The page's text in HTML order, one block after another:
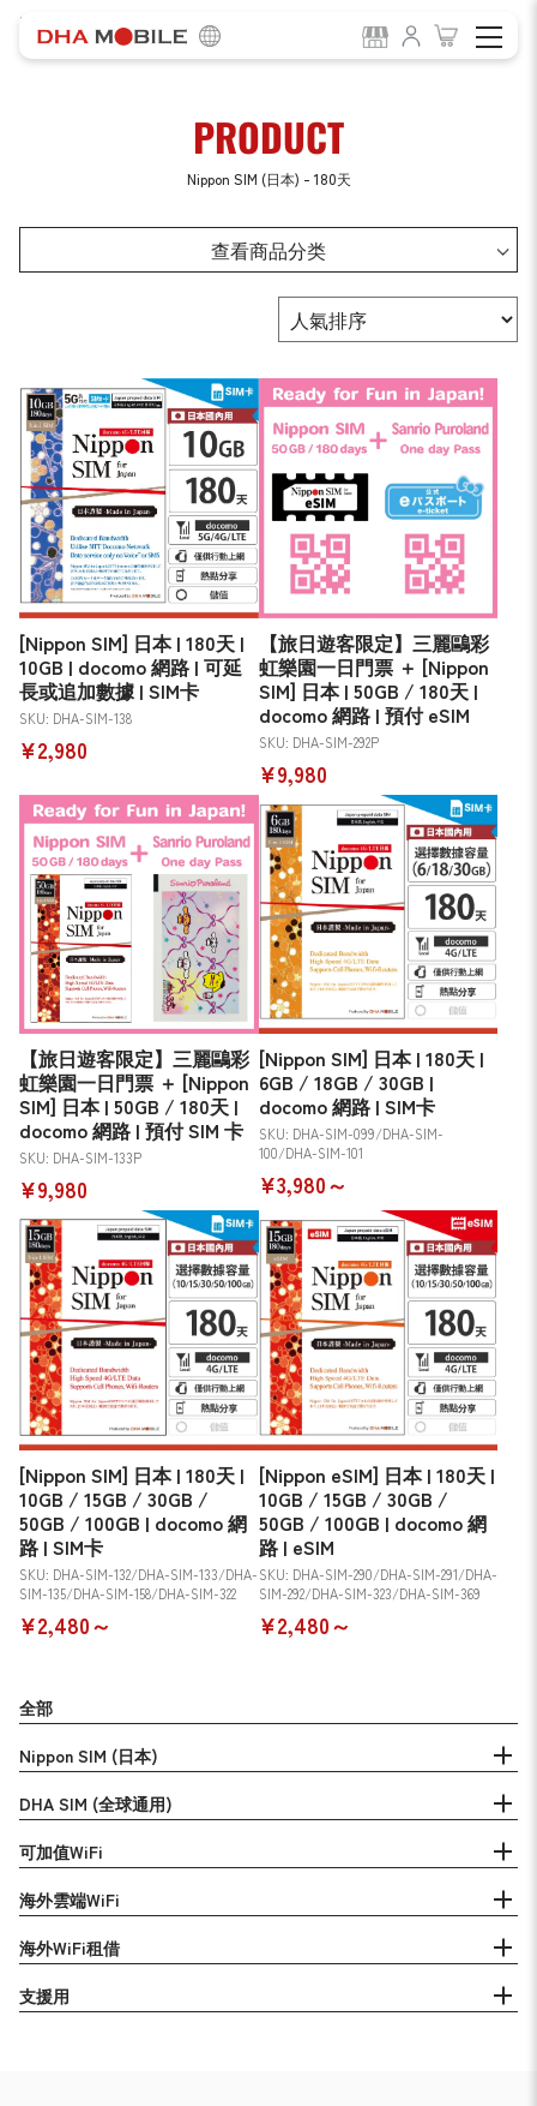
HOME
PRODUCT
Nippon SIM (日本) - 180天
查看商品分类
全部
Nippon SIM (日本)
DHA SIM (全球通用)
可加值WiFi
海外雲端WiFi
海外WiFi租借
支援用
[Nippon SIM] 日本 | 180天 |
10GB | docomo 網路 | 可延
長或追加數據 | SIM卡
SKU: DHA-SIM-138
¥2,980
【旅日遊客限定】三麗鷗彩
虹樂園一日門票 ＋ [Nippon
SIM] 日本 | 50GB / 180天 |
docomo 網路 | 預付 eSIM
SKU: DHA-SIM-292P
¥9,980
【旅日遊客限定】三麗鷗彩
虹樂園一日門票 ＋ [Nippon
SIM] 日本 | 50GB / 180天 |
docomo 網路 | 預付 SIM 卡
SKU: DHA-SIM-133P
¥9,980
[Nippon SIM] 日本 | 180天 |
6GB / 18GB / 30GB |
docomo 網路 | SIM卡
SKU: DHA-SIM-099/DHA-SIM-
100/DHA-SIM-101
¥3,980～
[Nippon SIM] 日本 | 180天 |
10GB / 15GB / 30GB /
50GB / 100GB | docomo 網
路 | SIM卡
SKU: DHA-SIM-132/DHA-SIM-133/DHA-
SIM-135/DHA-SIM-158/DHA-SIM-322
¥2,480～
[Nippon eSIM] 日本 | 180天 |
10GB / 15GB / 30GB /
50GB / 100GB | docomo 網
路 | eSIM
SKU: DHA-SIM-290/DHA-SIM-291/DHA-
SIM-292/DHA-SIM-323/DHA-SIM-369
¥2,480～